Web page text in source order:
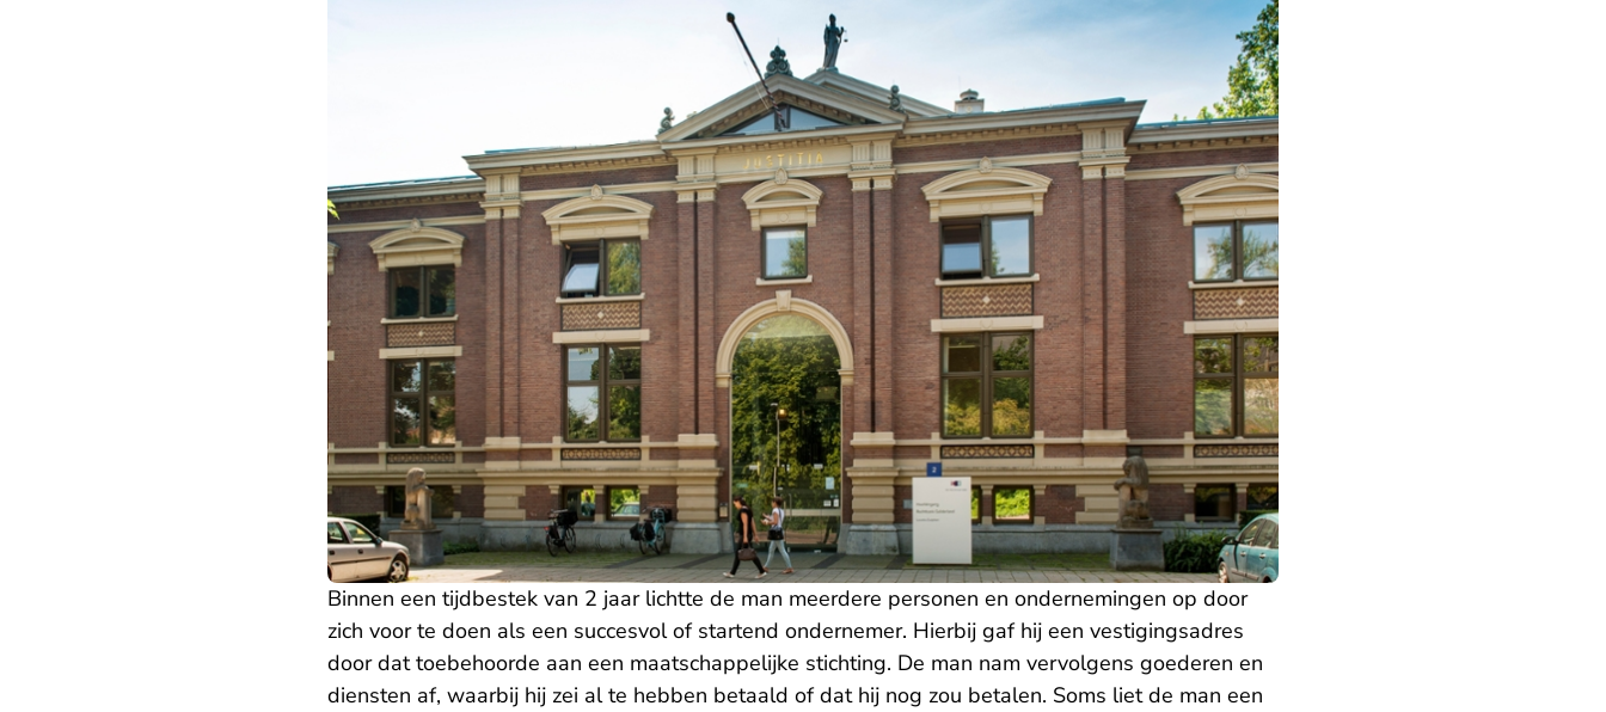
Binnen een tijdbestek van 2 jaar lichtte de man meerdere personen en ondernemingen op door
zich voor te doen als een succesvol of startend ondernemer. Hierbij gaf hij een vestigingsadres
door dat toebehoorde aan een maatschappelijke stichting. De man nam vervolgens goederen en
diensten af, waarbij hij zei al te hebben betaald of dat hij nog zou betalen. Soms liet de man een